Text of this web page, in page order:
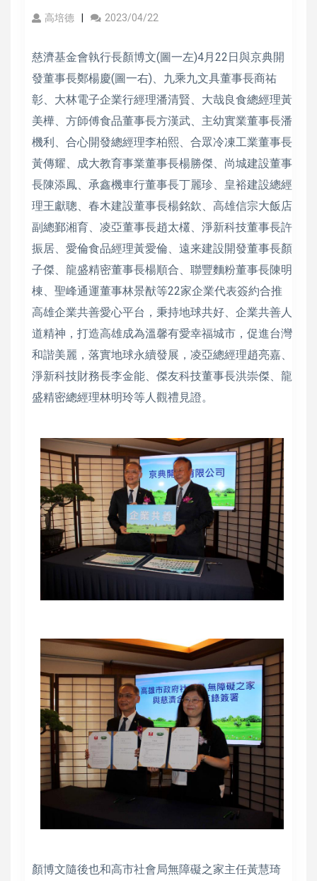
高培德 2023/04/22
慈濟基金會執行長顏博文(圖一左)4月22日與京典開
發董事長鄭楊慶(圖一右)、九乘九文具董事長商祐
彰、大林電子企業行經理潘清賢、大哉良食總經理黃
美樺、方師傅食品董事長方漢武、主幼實業董事長潘
機利、合心開發總經理李柏熙、合眾冷凍工業董事長
黃傳耀、成大教育事業董事長楊勝傑、尚城建設董事
長陳添鳳、承鑫機車行董事長丁麗珍、皇裕建設總經
理王獻聰、春木建設董事長楊銘欽、高雄信宗大飯店
副總鄞湘育、凌亞董事長趙太欉、淨新科技董事長許
振居、愛倫食品經理黃愛倫、遠来建設開發董事長顏
子傑、龍盛精密董事長楊順合、聯豐麵粉董事長陳明
棟、聖峰通運董事林景猷等22家企業代表簽約合推
高雄企業共善愛心平台，秉持地球共好、企業共善人
道精神，打造高雄成為溫馨有愛幸福城市，促進台灣
和諧美麗，落實地球永續發展，凌亞總經理趙亮嘉、
淨新科技財務長李金能、傑友科技董事長洪崇傑、龍
盛精密總經理林明玲等人觀禮見證。
顏博文隨後也和高市社會局無障礙之家主任黃慧琦